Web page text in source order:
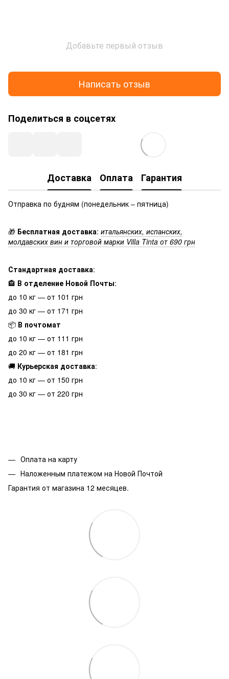
Добавьте первый отзыв
Написать отзыв
Поделиться в соцсетях
Доставка Оплата Гарантия
Отправка по будням (понедельник – пятница)
🎁 Бесплатная доставка: итальянских, испанских,
молдавских вин и торговой марки Villa Tinta от 690 грн
Стандартная доставка:
🏤 В отделение Новой Почты:
до 10 кг — от 101 грн
до 30 кг — от 171 грн
📦 В почтомат
до 10 кг — от 111 грн
до 20 кг — от 181 грн
🚚 Курьерская доставка:
до 10 кг — от 150 грн
до 30 кг — от 220 грн
Оплата на карту
Наложенным платежом на Новой Почтой
Гарантия от магазина 12 месяцев.